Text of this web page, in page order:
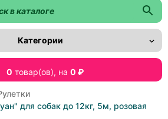
0 товар(ов), на 0 ₽
Категории
для собак до 12кг, 5м, розовая